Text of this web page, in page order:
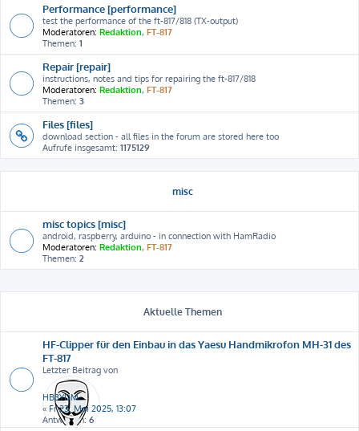
Performance [performance]
test the performance of the ft-817/818 (TX-output)
Moderatoren: Redaktion, FT-817
Themen: 1
Repair [repair]
instructions, notes and tips for repairing the ft-817/818
Moderatoren: Redaktion, FT-817
Themen: 3
Files [files]
download section - all files in the forum are stored here too
Aufrufe insgesamt: 1175129
misc
misc topics [misc]
android, raspberry, arduino - in connection with HamRadio
Moderatoren: Redaktion, FT-817
Themen: 2
Aktuelle Themen
HF-Clipper für den Einbau in das Yaesu Handmikrofon MH-31 des
FT-817
Letzter Beitrag von
HB3YDM
« Fr 23. Mai 2025, 13:07
Antworten: 6